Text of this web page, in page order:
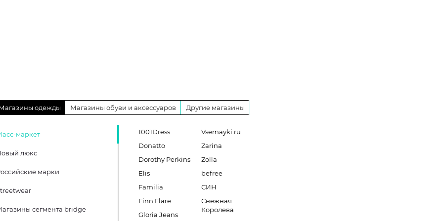
одежды Магазины обуви и аксессуаров Другие магазины
маркет
люкс
марки
сегмента bridge
1001Dress
Donatto
Dorothy Perkins
Elis
Familia
Finn Flare
Gloria Jeans
Vsemayki.ru
Zarina
Zolla
befree
СИН
Снежная
Королева